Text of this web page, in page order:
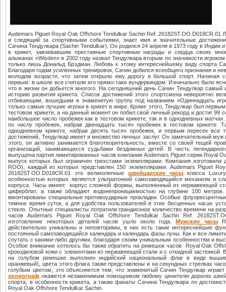
Audemars Piguet Royal Oak Offshore Tendulkar Sachin Ref. 26182ST.OO.D018CR.01
и следящий за спортивными событиями, знает имя и значительные
Сачина Тендулкара (Sachin Tendulkar). Он родился 24 апреля в 1973 году в Индии
в крикет, завоевавшим престижные спортивные награды и сердца своих
альманах «Wisden» в 2002 году назвал Тендулкара вторым по значимости
только лишь Дональд Брэдман. Любовь к этому интереснейшему виду спорта
Благодаря годам усиленных тренировок, Сачин добился всеобщего признания и
молодом возрасте, что затем открыло ему дорогу в большой спорт.
первым: в школе все считали его прямо-таки вундеркиндом. Изначально было
что в жизни он добьется многого. На сегодняшний день Сачин Тендулкар
историю развития крикета. Список достижений этого спортсмена невероятно
отбивающим, вошедшим в знаменитую группу под названием «Одиннадцать
только самые лучшие игроки в крикет в мире. Кроме этого, Тендулкар был
тестовом крикете, а на данный момент он побил свой личный рекорд и достиг 99
наибольшее число пробежек как в тестовом крикете, так и в однодневных
по числу пробежек, набрав двенадцать тысяч пробежек в тестовом крикете.
однодневном крикете, набрав десять тысяч пробежек, и первым пересек
достижений, Тендулкар имеет и множество личных заслуг. Он замечательный
этого, он активно занимается благотворительность, вместе со своей тещей
организаций, занимающихся судьбами бездомных детей. В честь
выпущена партия лимитированных часов компании Audemars Piguet серии Royal
выпуск которых был ограничен трехстами экземплярами. Компания
ROO), каждый из которых представлен 150 экземплярами. Audemars Piguet
26182ST.OO.D018CR.01 это великолепныешвейцарские часы класса
особенностью которых является ультратонкий самозаводящийся механизм и
корпуса. Часы имеют корпус сложной формы, выполненный из нержавеющей
циферблат, а также обладают водонепроницаемостью на глубине 100
вмонтированы специальные противоударные прокладки. Особые
темное время суток, а для удобства пользователей в этих бесценных часах
стекло. Опытные специалисты потратили грандиозное количество времени на
часов Audemars Piguet Royal Oak Offshore Tendulkar Sachin Ref.
изготовление некоторых деталей часов ушло около года.
Мужские часы
действительно уникальны и неповторимы, в них есть такие интереснейшие
постоянный самозаводящийся календарь и календарь фазы луны. Как и все
спутать с какими-либо другими, благодаря своим уникальным особенностям и
Особое внимание хотелось бы также обратить на ремешок часов Royal Oak
крокодиловой кожи с элементами из нержавеющей стали и с откидной застежкой.
на голубом ремешке выполнен индийский национальный флаг в виде
оранжевый), цвета этого флага также представлены и на секундных стрелках
голубым цветом, это объясняется тем, что знаменитый Сачин Тендулкар
хронограф окажется незаменимым помощником любому ценителю дорогих
спорта, в особенности крикета, а также фанаты Сачина Тендулкара по
Royal Oak Offshore Tendulkar Sachin.